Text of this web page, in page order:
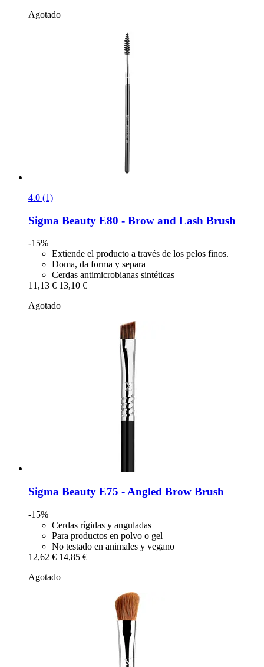
Agotado
4.0 (1)
Sigma Beauty E80 -​ Brow and Lash Brush
-15%
Extiende el producto a través de los pelos finos.
Doma, da forma y separa
Cerdas antimicrobianas sintéticas
11,13 € 13,10 €
Agotado
Sigma Beauty E75 -​ Angled Brow Brush
-15%
Cerdas rígidas y anguladas
Para productos en polvo o gel
No testado en animales y vegano
12,62 € 14,85 €
Agotado